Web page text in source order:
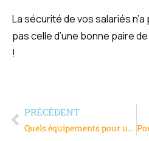
La sécurité de vos salariés
pas celle d’une bonne paire
!
PRÉCÉDENT
Quels équipements pour une station météo ?